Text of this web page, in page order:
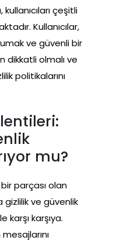
çeşitli
Kullanıcılar,
ve güvenli bir
dikkatli olmalı ve
politikalarını
mu?
parçası olan
ve güvenlik
karşı karşıya.